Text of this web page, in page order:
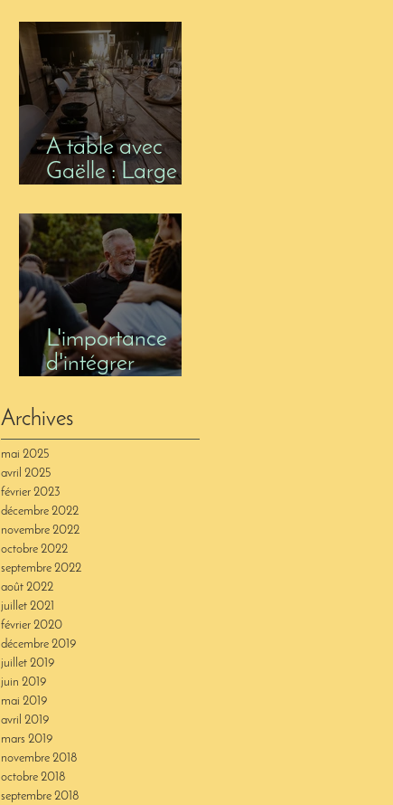
TRÉSORERIE
QUAND LA
MARGE
S'AMENUISE ?
A table avec
Gaëlle : Large
magasin de vin
et table d’hôtes
L'importance
d'intégrer
réflexion
stratégique en
restauration
Archives
mai 2025
avril 2025
février 2023
décembre 2022
novembre 2022
octobre 2022
septembre 2022
août 2022
juillet 2021
février 2020
décembre 2019
juillet 2019
juin 2019
mai 2019
avril 2019
mars 2019
novembre 2018
octobre 2018
septembre 2018